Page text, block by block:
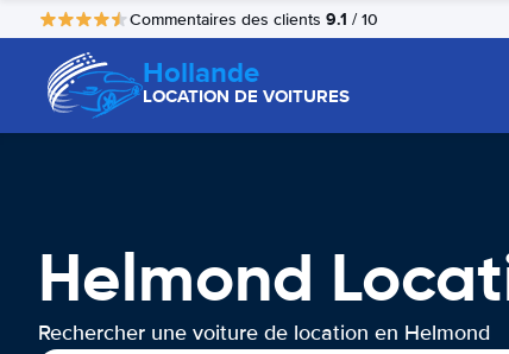
Commentaires des clients 9.1 / 10
Hollande
LOCATION DE VOITURES
Helmond
Rechercher une voiture de location en Helmond